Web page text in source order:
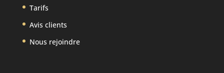
Tarifs
Avis clients
Nous rejoindre